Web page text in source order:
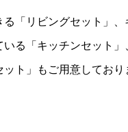
る「リビングセット」
る「キッチンセット
ト」もご用意しており